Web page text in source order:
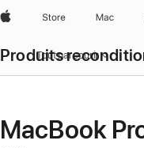
AppleStore Mac
ProduitsTout parcourir
MacBook